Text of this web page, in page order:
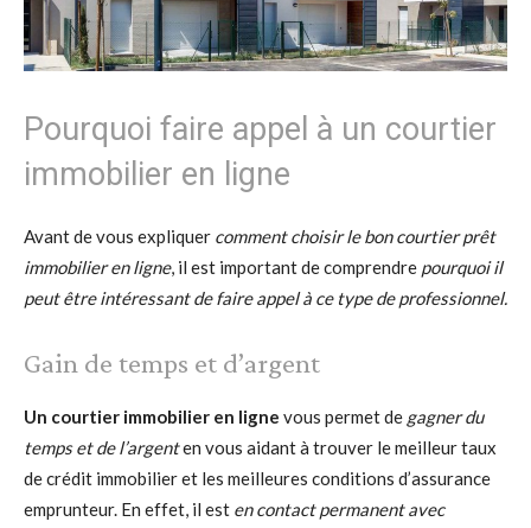
Pourquoi faire appel à un courtier
immobilier en ligne
Avant de vous expliquer comment choisir le bon courtier prêt
immobilier en ligne, il est important de comprendre pourquoi il
peut être intéressant de faire appel à ce type de professionnel.
Gain de temps et d’argent
Un courtier immobilier en ligne vous permet de gagner du
temps et de l’argenten vous aidant à trouver le meilleur taux
de crédit immobilier et les meilleures conditions d’assurance
emprunteur. En effet, il est en contact permanent avec